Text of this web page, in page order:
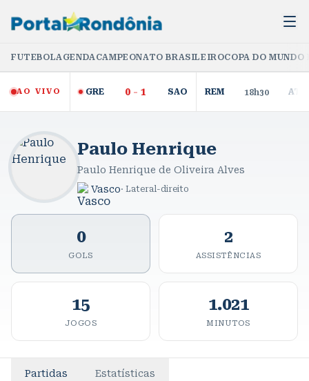
FUTEBOLAGENDACAMPEONATO BRASILEIROCOPA DO
AO VIVO GRE 0 - 1 SAO REM 18h30 ATL
Paulo Henrique
Paulo Henrique de Oliveira Alves
Vasco· Lateral-direito
0
GOLS
2
ASSISTÊNCIAS
15
JOGOS
1.021
MINUTOS
Partidas Estatísticas